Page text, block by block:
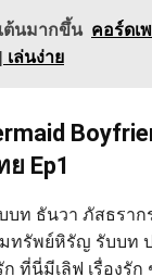
ต้นมากขึ้น คอร์ดเ
ล่นง่าย
Ep1
ท ธันวา ภัสธรา
ทรัพย์หิรัญ รับบท
ที่นี่มีเลิฟ เรื่องรั